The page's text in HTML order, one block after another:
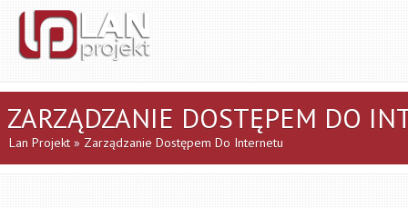
ZARZĄDZANIE DOSTĘPEM DO
Lan Projekt » Zarządzanie Dostępem Do Internetu